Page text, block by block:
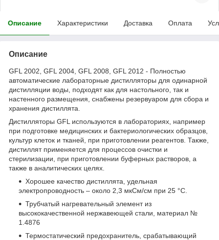
Описание Характеристики Доставка Оплата
Описание
GFL 2002, GFL 2004, GFL 2008, GFL 2012 - Полностью
автоматические лабораторные дистилляторы для одинарной
дистилляции воды, подходят как для настольного, так и
настенного размещения, снабжены резервуаром для сбора и
хранения дистиллята.
Дистилляторы GFL используются в лабораториях, например
при подготовке медицинских и бактериологических образцов,
культур клеток и тканей, при приготовлении реагентов. Также,
дистиллят применяется для процессов очистки и
стерилизации, при приготовлении буферных растворов, а
также в аналитических целях.
Хорошее качество дистиллята, удельная
электропроводность – около 2,3 мкСм/см при 25 °C.
Трубчатый нагревательный элемент из
высококачественной нержавеющей стали, материал №
1.4876
Термостатический предохранитель, срабатывающий